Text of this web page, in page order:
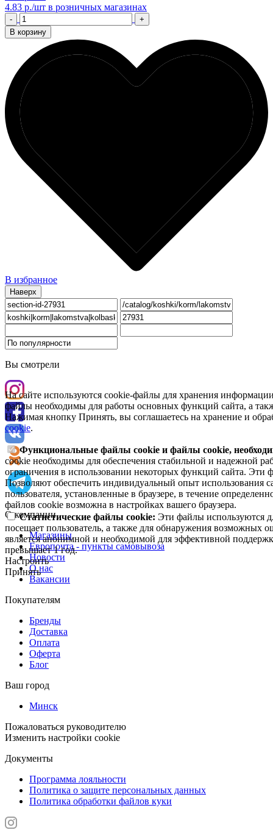
4.83 р./шт в розничных магазинах
-
+
В корзину
В избранное
Наверх
Вы смотрели
На сайте используются cookie-файлы для хранения
файлы необходимы для работы основных функций сайта, а
Нажимая кнопку Принять, вы соглашаетесь на хранение и
cookie.
Функциональные файлы cookie и файлы cookie,
cookie необходимы для обеспечения стабильной и надежной
ограничения в использовании некоторых функций сайта. Эти
Позволяют обеспечить индивидуальный опыт использования
пользователя, установленные в браузере, в течение
файлов cookie возможна в настройках вашего браузера.
Статистические файлы cookie: Эти файлы используются
посещает пользователь, а также для обнаружения возможных
является анонимной и необходимой для эффективной
превышает 1 год.
Настроить
Принять
О компании
Магазины
Европочта - пункты самовывоза
Новости
О нас
Вакансии
Покупателям
Бренды
Доставка
Оплата
Оферта
Блог
Ваш город
Минск
Пожаловаться руководителю
Изменить настройки cookie
Документы
Программа лояльности
Политика о защите персональных данных
Политика обработки файлов куки